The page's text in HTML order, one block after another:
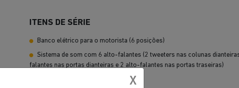
ITENS DE SÉRIE
Banco elétrico para o motorista (6 posições)
Sistema de som com 6 alto-falantes (2 tweeters nas colunas
falantes nas portas dianteiras e 2 alto-falantes nas portas traseiras)
3ª fileira de assentos reclináveisX